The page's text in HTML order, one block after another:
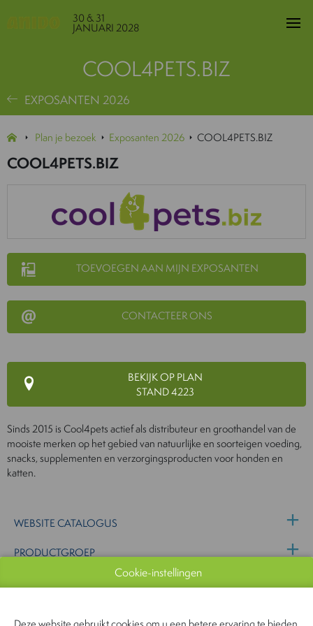
30 & 31
JANUARI 2028
COOL4PETS.BIZ
EXPOSANTEN 2026
Plan je bezoek Exposanten 2026 COOL4PETS.BIZ
COOL4PETS.BIZ
TOEVOEGEN AAN MIJN EXPOSANTEN
CONTACTEER ONS
BEKIJK OP PLAN
STAND 4223
Sinds 2015 is Cool4pets actief als distributeur en groothandel van de
mooiste merken op het gebied van natuurlijke en soorteigen voeding,
snacks, supplementen en verzorgingsproducten voor honden en
katten.
WEBSITE CATALOGUS
PRODUCTGROEP
Cookie-instellingen